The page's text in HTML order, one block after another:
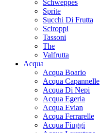
Schweppes
Sprite
Succhi Di Frutta
Sciroppi
Tassoni
The
Valfrutta
Acqua
Acqua Boario
Acqua Capannelle
Acqua Di Nepi
Acqua Egeria
Acqua Evian
Acqua Ferrarelle
Acqua Fiuggi